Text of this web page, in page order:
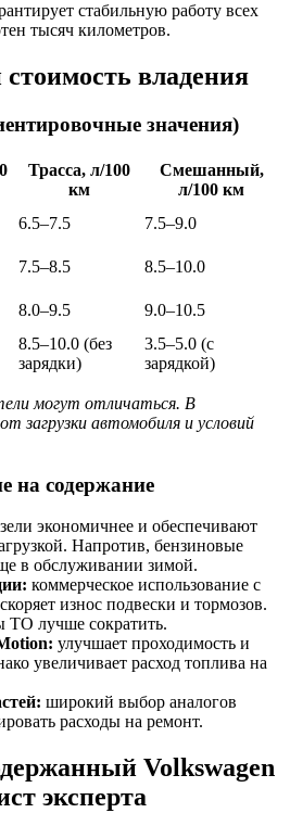
стабильную работу всех
тысяч километров.
владения
значения)
Трасса, л/100
км
Смешанный,
л/100 км
6.5–7.5
7.5–9.0
7.5–8.5
8.5–10.0
8.0–9.5 9.0–10.5
8.5–10.0 (без
зарядки)
3.5–5.0 (с
зарядкой)
могут отличаться. В
загрузки автомобиля и условий
содержание
экономичнее и обеспечивают
Напротив, бензиновые
в обслуживании зимой.
коммерческое использование с
износ подвески и тормозов.
ТО лучше сократить.
улучшает проходимость и
увеличивает расход топлива на
широкий выбор аналогов
расходы на ремонт.
Volkswagen
эксперта